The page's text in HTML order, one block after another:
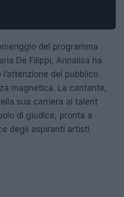
del programma
De Filippi, Annalisa ha
del pubblico
magnetica. La cantante,
sua carriera al talent
di giudice, pronta a
degli aspiranti artisti.